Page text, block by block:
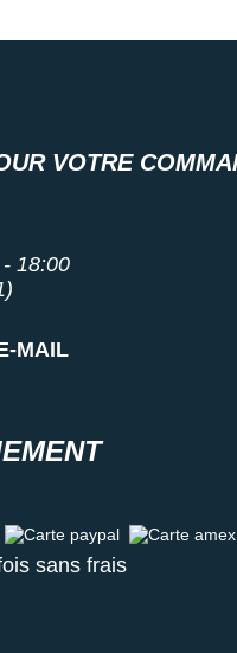
VOTRE
18:00
MAIL
Carte paypal Carte amex
sans frais